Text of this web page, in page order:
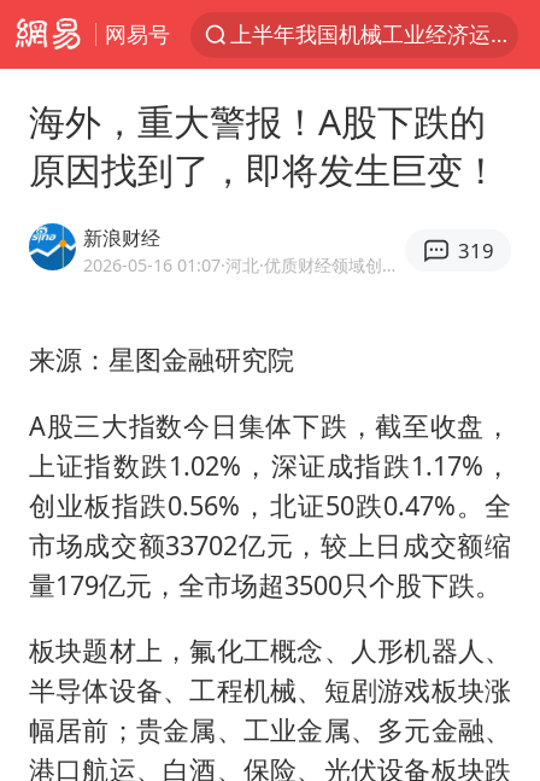
网易号
上半年我国机械工业经济运行稳中有进
“秋天的第一杯奶茶”又刷屏
台风“白海豚”体型变大！环流面积接近13个浙江那么大
泰国校园枪击案死亡人数升至7人
台湾海峡南口北上船舶实施交通管制
国防部：坚决反制任何闹海挑衅图谋
陕西省委书记赶赴柞水县杏坪镇
国防部回应日本试射“战斧”导弹
改名后的“青海拉面”店
中国女篮热身赛7日将战尼日利亚
台风灿鸿未来对中国无影响
海外，重大警报！A股下跌的
原因找到了，即将发生巨变！
新浪财经
2026-05-16 01:07·河北 ·优质财经领域创作者
319
来源：星图金融研究院
A股三大指数今日集体下跌，截至收盘，
上证指数跌1.02%，深证成指跌1.17%，
创业板指跌0.56%，北证50跌0.47%。全
市场成交额33702亿元，较上日成交额缩
量179亿元，全市场超3500只个股下跌。
板块题材上，氟化工概念、人形机器人、
半导体设备、工程机械、短剧游戏板块涨
幅居前；贵金属、工业金属、多元金融、
港口航运、白酒、保险、光伏设备板块跌